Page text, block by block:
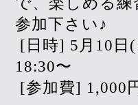
参加下さい♪
[日時] 5月10日
18:30〜
[参加費] 1,000